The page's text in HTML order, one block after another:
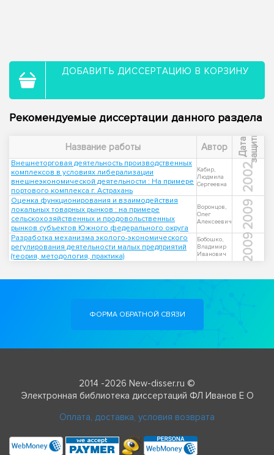
ДОБАВИТЬ ДИССЕРТАЦИЮ В КОРЗИНУ
Рекомендуемые диссертации данного раздела
Название работы Автор Д
а
т
а
з
а
щ
и
т ы
Внешнеторговая деятельность производственных
комплексов в условиях либерализации
внешнеэкономической деятельности : На примере
портового комплекса г. Астрахань
Кабир,
Людмила
Сергеевна
2002
Оценка функционирования и взаимодействия
локальных товарных рынков : на примере
сельскохозяйственных и продовольственных
рынков субъектов Южного федерального округа
Воронцов,
Олег
Алексеевич
2009
Разработка механизма эколого-экономического
регулирования деятельности малых предприятий
(теория, методология, практика)
Бобошко,
Владимир
Иванович
2009
ФОРМА ОБРАТНОЙ СВЯЗИ
2014 -2026 New-disser.ru ©
Электронная библиотека диссертаций ФЛ Иванов Е О
Оплата, доставка, условия возврата